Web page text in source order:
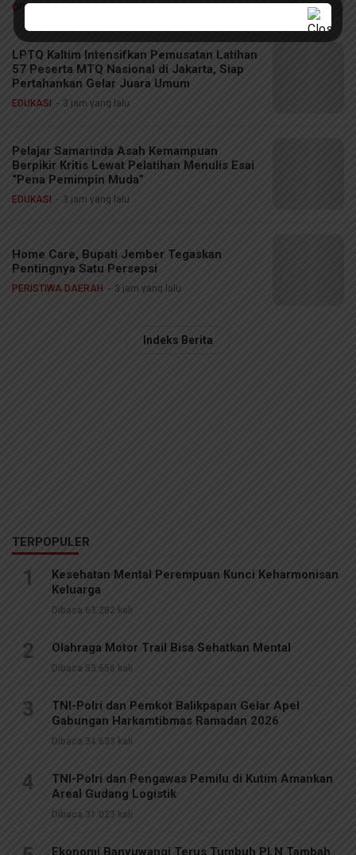
OPINI
LPTQ Kaltim Intensifkan Pemusatan Latihan
57 Peserta MTQ Nasional di Jakarta, Siap
Pertahankan Gelar Juara Umum
EDUKASI 3 jam yang lalu
Pelajar Samarinda Asah Kemampuan
Berpikir Kritis Lewat Pelatihan Menulis Esai
“Pena Pemimpin Muda”
EDUKASI 3 jam yang lalu
Home Care, Bupati Jember Tegaskan
Pentingnya Satu Persepsi
PERISTIWA DAERAH 3 jam yang lalu
Indeks Berita
TERPOPULER
1
Kesehatan Mental Perempuan Kunci Keharmonisan
Keluarga
Dibaca 63.282 kali
2 Olahraga Motor Trail Bisa Sehatkan Mental
Dibaca 53.656 kali
3
TNI-Polri dan Pemkot Balikpapan Gelar Apel
Gabungan Harkamtibmas Ramadan 2026
Dibaca 34.633 kali
4
TNI-Polri dan Pengawas Pemilu di Kutim Amankan
Areal Gudang Logistik
Dibaca 31.023 kali
Ekonomi Banyuwangi Terus Tumbuh PLN Tambah